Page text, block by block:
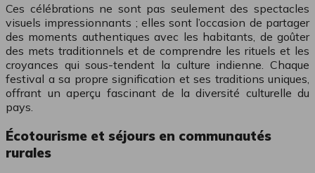
Ces célébrations ne sont pas seulement des spectacles
visuels impressionnants ; elles sont l’occasion de partager
des moments authentiques avec les habitants, de goûter
des mets traditionnels et de comprendre les rituels et les
croyances qui sous-tendent la culture indienne. Chaque
festival a sa propre signification et ses traditions uniques,
offrant un aperçu fascinant de la diversité culturelle du
pays.
Écotourisme et séjours en communautés
rurales